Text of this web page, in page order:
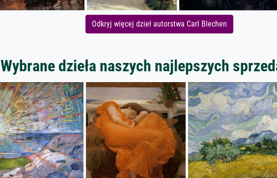
Odkryj więcej dzieł autorstwa Carl Blechen
Wybrane dzieła naszych najlepszych